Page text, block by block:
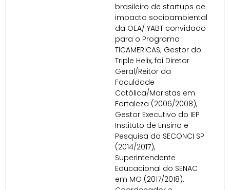
brasileiro de startups de
impacto socioambiental
da OEA/ YABT convidado
para o Programa
TICAMERICAS; Gestor do
Triple Helix, foi Diretor
Geral/Reitor da
Faculdade
Católica/Maristas em
Fortaleza (2006/2008),
Gestor Executivo do IEP
Instituto de Ensino e
Pesquisa do SECONCI SP
(2014/2017),
Superintendente
Educacional do SENAC
em MG (2017/2018).